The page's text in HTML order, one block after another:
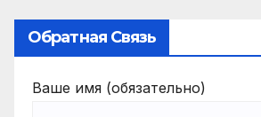
Обратная Связь
Ваше имя (обязательно)